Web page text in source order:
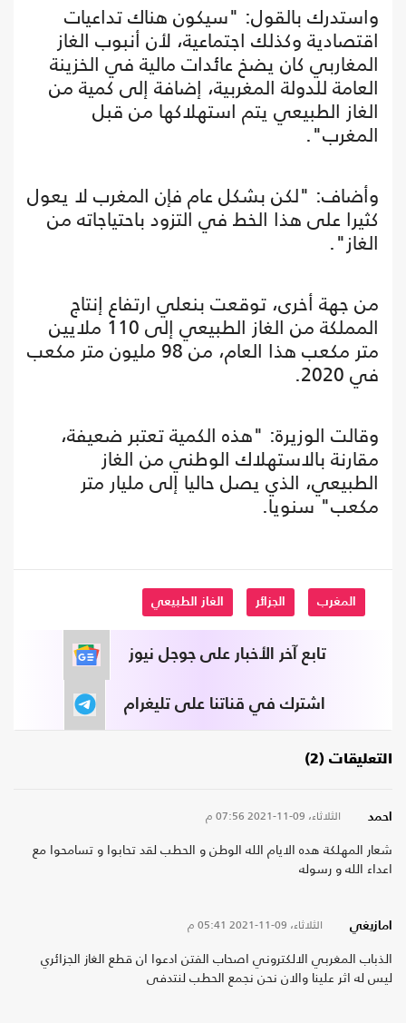
واستدرك بالقول: "سيكون هناك تداعيات
اقتصادية وكذلك اجتماعية، لأن أنبوب الغاز
المغاربي كان يضخ عائدات مالية في الخزينة
العامة للدولة المغربية، إضافة إلى كمية من
الغاز الطبيعي يتم استهلاكها من قبل
المغرب".
وأضاف: "لكن بشكل عام فإن المغرب لا يعول
كثيرا على هذا الخط في التزود باحتياجاته من
الغاز".
من جهة أخرى، توقعت بنعلي ارتفاع إنتاج
المملكة من الغاز الطبيعي إلى 110 ملايين
متر مكعب هذا العام، من 98 مليون متر مكعب
في 2020.
وقالت الوزيرة: "هذه الكمية تعتبر ضعيفة،
مقارنة بالاستهلاك الوطني من الغاز
الطبيعي، الذي يصل حاليا إلى مليار متر
مكعب" سنويا.
المغرب الجزائر الغاز الطبيعي
تابع آخر الأخبار على جوجل نيوز
اشترك في قناتنا على تليغرام
التعليقات (2)
احمد الثلاثاء، 09-11-2021 07:56 م
شعار المهلكة هده الايام الله الوطن و الحطب لقد تحابوا و تسامحوا مع
اعداء الله و رسوله
امازيغي الثلاثاء، 09-11-2021 05:41 م
الذباب المغربي الالكتروني اصحاب الفتن ادعوا ان قطع الغاز الجزائري
ليس له اثر علينا والان نحن نجمع الحطب لنتدفى